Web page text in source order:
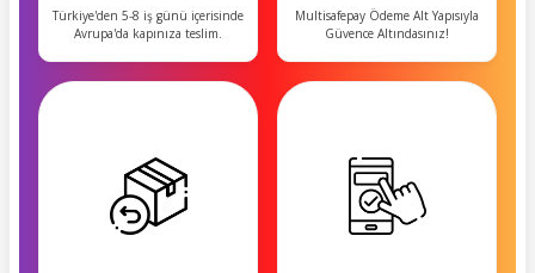
Türkiye'den 5-8 iş günü içerisinde
Avrupa'da kapınıza teslim.
Multisafepay Ödeme Alt Yapısıyla
Güvence Altındasınız!